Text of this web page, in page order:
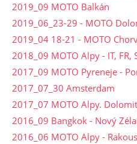
2019_09 MOTO Balkán
2019_06_23-29 - MOTO
2019_04 18-21 - MOTO
2018_09 MOTO Alpy - IT, FR,
2017_09 MOTO Pyreneje -
2017_07_30 Amsterdam
2017_07 MOTO Alpy.
2016_09 Bangkok - Nový
2016_06 MOTO Alpy -